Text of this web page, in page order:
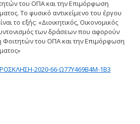
2022
του ΟΠΑ και την Επιμόρφωση
Το φυσικό αντικείμενο του έργου
το εξής: «Διοικητικός, Οικονομικός
των δράσεων που αφορούν
Φοιτητών του ΟΠΑ και την Επιμόρφωση
2020-66-Ω77Υ469Β4Μ-1Β3